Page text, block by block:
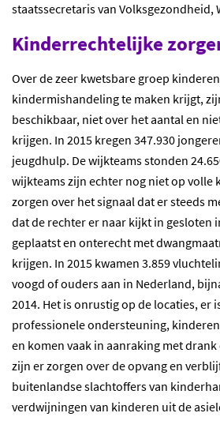
staatssecretaris van Volksgezondheid,
Kinderrechtelijke
Over de zeer kwetsbare groep
kindermishandeling te maken krijgt,
beschikbaar, niet over het aantal en
krijgen. In 2015 kregen 347.930
jeugdhulp. De wijkteams stonden
wijkteams zijn echter nog niet op volle
zorgen over het signaal dat er steeds
dat de rechter er naar kijkt in gesloten
geplaatst en onterecht met
krijgen. In 2015 kwamen 3.859
voogd of ouders aan in Nederland,
2014. Het is onrustig op de locaties, er
professionele ondersteuning,
en komen vaak in aanraking met
zijn er zorgen over de opvang en
buitenlandse slachtoffers van
verdwijningen van kinderen uit de